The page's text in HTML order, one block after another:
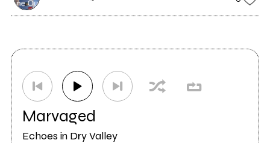
Marvaged
Echoes in Dry Valley